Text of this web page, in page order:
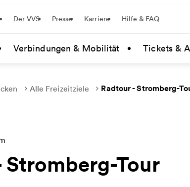
Der VVS Presse Karriere Hilfe & FAQ
Verbindungen & Mobilität Tickets &
Alle Freizeitziele Radtour - Stromberg-
Stromberg-Tour